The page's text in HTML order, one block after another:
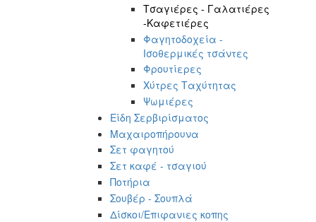
Τσαγιέρες - Γαλατιέρες
-Καφετιέρες
Φαγητοδοχεία -
Ισοθερμικές τσάντες
Φρουτίερες
Χύτρες Ταχύτητας
Ψωμιέρες
Είδη Σερβιρίσματος
Μαχαιροπήρουνα
Σετ φαγητού
Σετ καφέ - τσαγιού
Ποτήρια
Σουβέρ - Σουπλά
Δίσκοι/Επιφανιες κοπης